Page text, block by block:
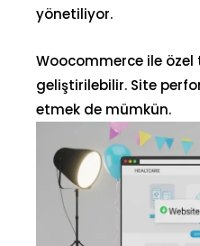
yönetiliyor.
Woocommerce ile özel
geliştirilebilir. Site
etmek de mümkün.